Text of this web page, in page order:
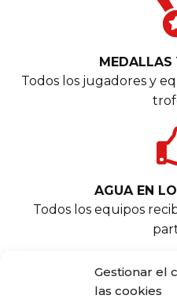
Gestionar el
las cookies
MEDALLAS
Todos los jugadores y
AGUA EN
Todos los equipos